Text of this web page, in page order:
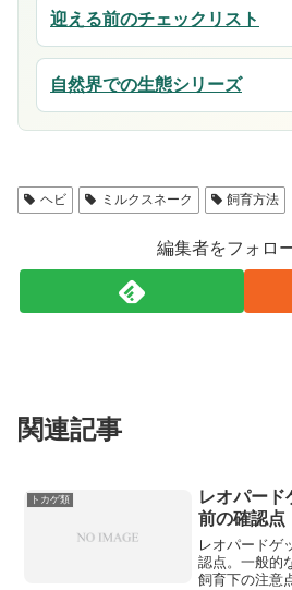
迎える前のチェックリスト
自然界での生態シリーズ
ヘビ ミルクスネーク 飼育方法
編集者をフォロ
関連記事
トカゲ類
レオパード
前の確認点
レオパードゲ
認点。一般的
飼育下の注意